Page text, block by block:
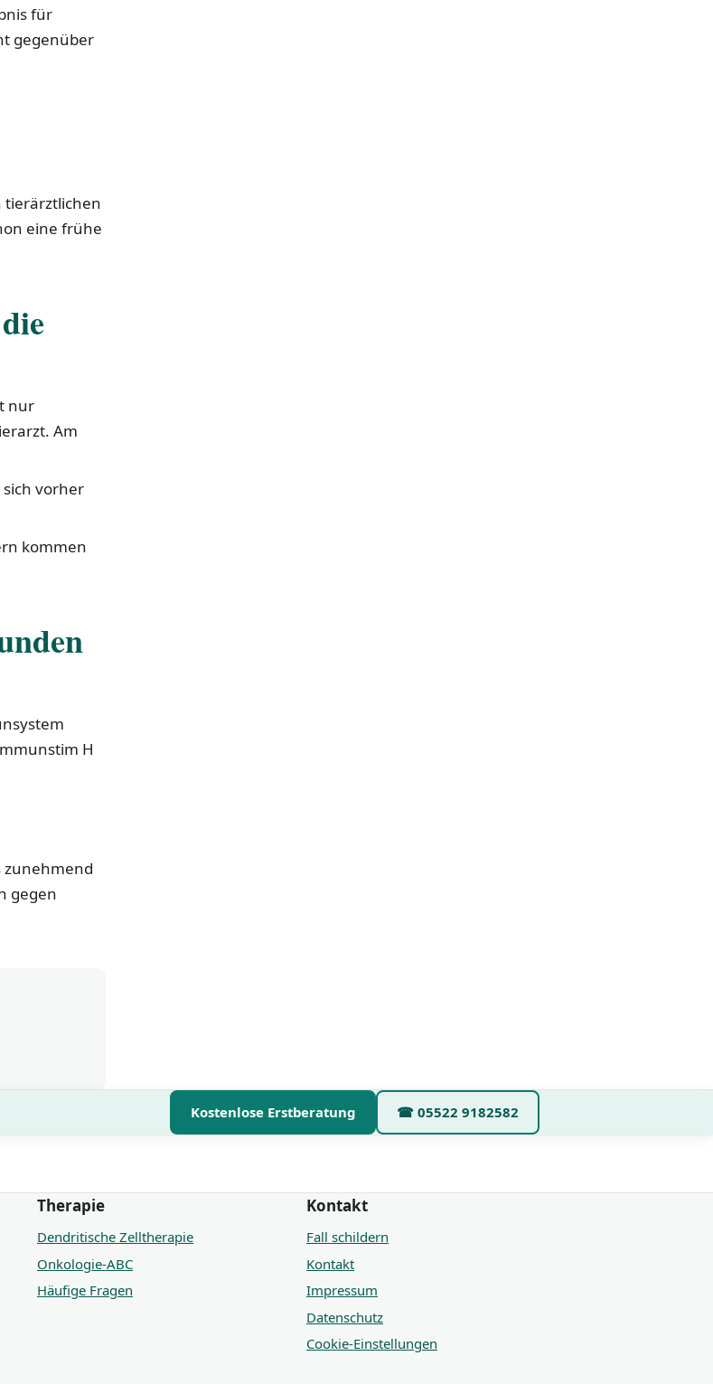
für
gegenüber
tierärztlichen
eine frühe
nur
Am
vorher
kommen
H
zunehmend
gegen
Kostenlose Erstberatung ☎ 05522 9182582
Therapie
Dendritische Zelltherapie
Onkologie-ABC
Häufige Fragen
Kontakt
Fall schildern
Kontakt
Impressum
Datenschutz
Cookie-Einstellungen